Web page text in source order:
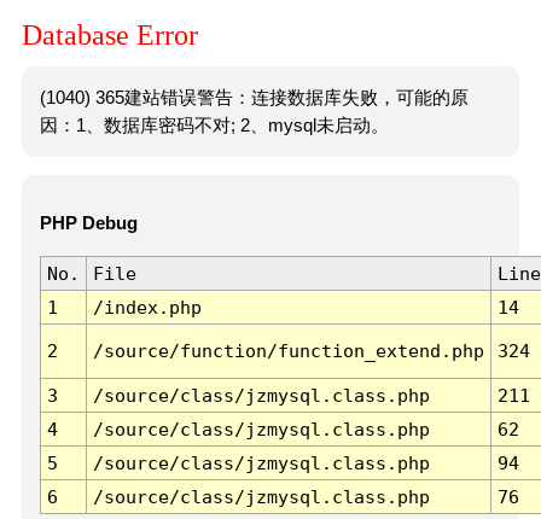
Database Error
(1040) 365建站错误警告：连接数据库失败，可能的原
因：1、数据库密码不对; 2、mysql未启动。
PHP Debug
No. File
Line
1
/index.php 14
2 /source/function/function_extend.php 324
3 /source/class/jzmysql.class.php
211
4
/source/class/jzmysql.class.php
62
5
/source/class/jzmysql.class.php
94
6
/source/class/jzmysql.class.php 76